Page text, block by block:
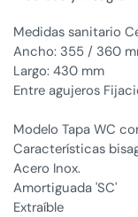
Medidas sanitario
Ancho: 355 / 360
Largo: 430 mm
Entre agujeros
Modelo Tapa WC
Características
Acero Inox.
Amortiguada 'SC'
Extraíble